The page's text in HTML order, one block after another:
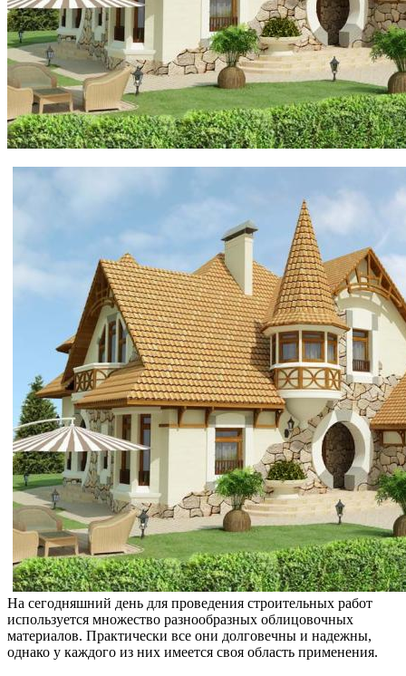
На сегодняшний день для проведения строительных работ
используется множество разнообразных облицовочных
материалов. Практически все они долговечны и надежны,
однако у каждого из них имеется своя область применения.